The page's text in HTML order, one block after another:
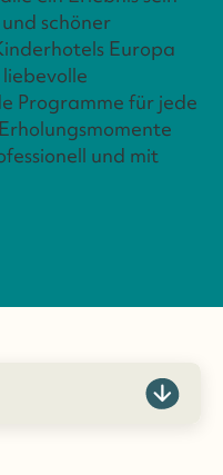
schöner
Europa
Programme für jede
und mit